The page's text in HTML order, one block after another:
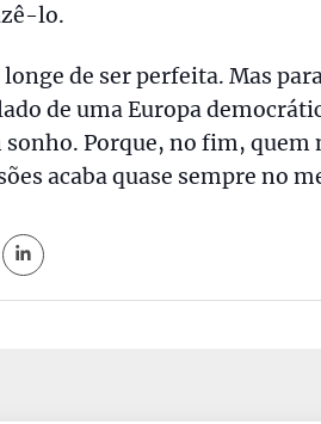
lo.
de ser perfeita. Mas
de uma Europa
Porque, no fim, quem
acaba quase sempre no